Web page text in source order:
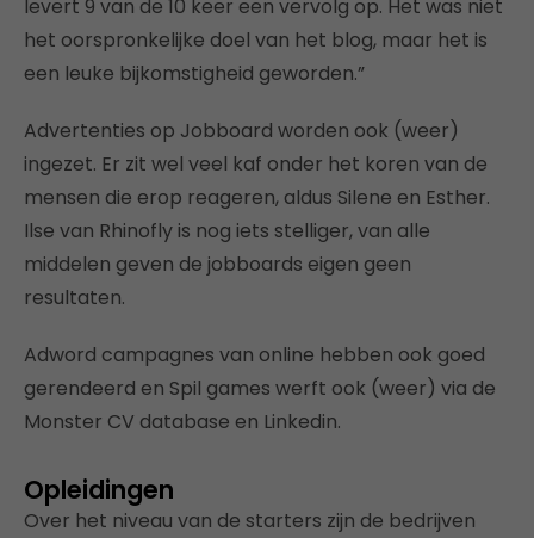
levert 9 van de 10 keer een vervolg op. Het was niet
het oorspronkelijke doel van het blog, maar het is
een leuke bijkomstigheid geworden.”
Advertenties op Jobboard worden ook (weer)
ingezet. Er zit wel veel kaf onder het koren van de
mensen die erop reageren, aldus Silene en Esther.
Ilse van Rhinofly is nog iets stelliger, van alle
middelen geven de jobboards eigen geen
resultaten.
Adword campagnes van online hebben ook goed
gerendeerd en Spil games werft ook (weer) via de
Monster CV database en Linkedin.
Opleidingen
Over het niveau van de starters zijn de bedrijven